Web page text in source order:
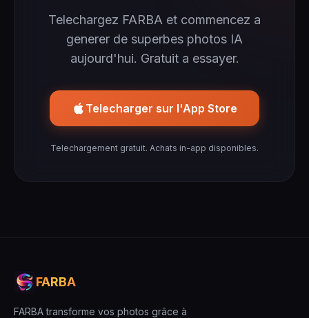
Telechargez FARBA et commencez a
generer de superbes photos IA
aujourd'hui. Gratuit a essayer.
Telecharger sur l'App Store
Telechargement gratuit. Achats in-app disponibles.
FARBA
FARBA transforme vos photos grâce à